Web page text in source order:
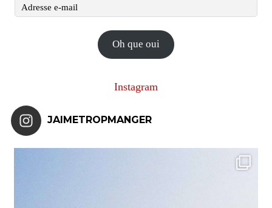
Adresse
Oh que oui
Instagram
JAIMETROPMANGER